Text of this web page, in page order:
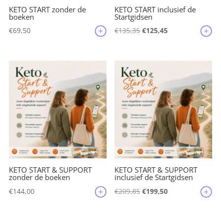
KETO START zonder de
boeken
€69,50
KETO START inclusief de
Startgidsen
€135,35Oorspronkelijke
€135,35.
€125,45Huidige
KETO START & SUPPORT
zonder de boeken
€144,00
KETO START & SUPPORT
inclusief de Startgidsen
€209,85Oorspronkelijke
€199,50Huidige